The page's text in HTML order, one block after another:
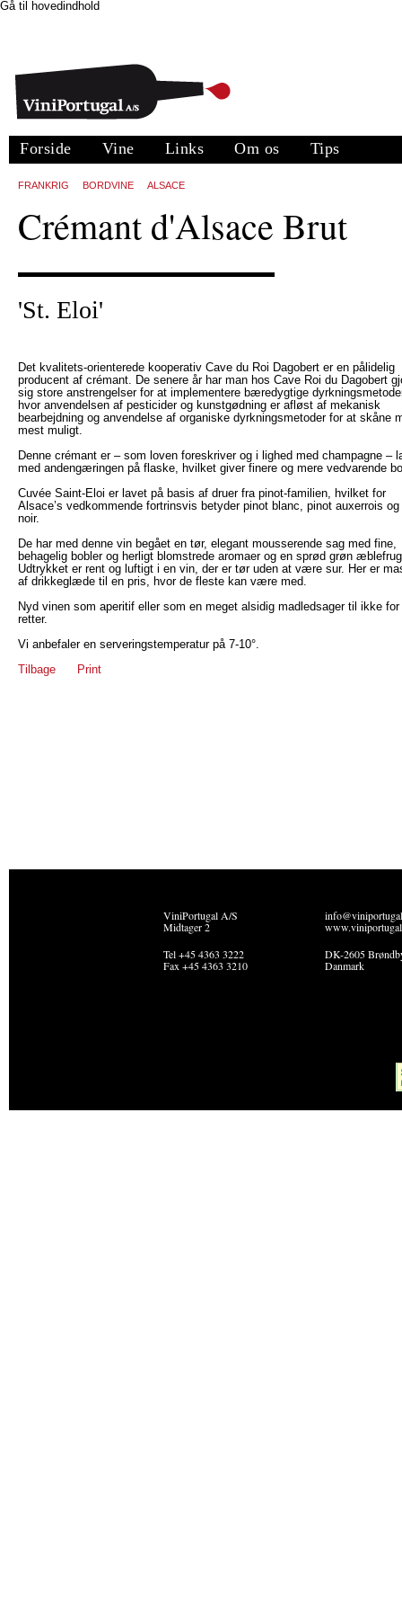
Gå til hovedindhold
Forside Vine Links Om os Tips
FRANKRIG BORDVINE ALSACE
Crémant d'Alsace Brut
'St. Eloi'
Det kvalitets-orienterede kooperativ Cave du Roi Dagobert er en pålidelig
producent af crémant. De senere år har man hos Cave Roi du Dagobert
sig store anstrengelser for at implementere bæredygtige
hvor anvendelsen af pesticider og kunstgødning er afløst af mekanisk
bearbejdning og anvendelse af organiske dyrkningsmetoder for at skåne
mest muligt.
Denne crémant er – som loven foreskriver og i lighed med champagne –
med andengæringen på flaske, hvilket giver finere og mere vedvarende
Cuvée Saint-Eloi er lavet på basis af druer fra pinot-familien, hvilket for
Alsace’s vedkommende fortrinsvis betyder pinot blanc, pinot auxerrois og
noir.
De har med denne vin begået en tør, elegant mousserende sag med fine,
behagelig bobler og herligt blomstrede aromaer og en sprød grøn
Udtrykket er rent og luftigt i en vin, der er tør uden at være sur. Her er
af drikkeglæde til en pris, hvor de fleste kan være med.
Nyd vinen som aperitif eller som en meget alsidig madledsager til ikke for
retter.
Vi anbefaler en serveringstemperatur på 7-10°.
Tilbage
Print
ViniPortugal A/S
Midtager 2
Tel +45 4363 3222
Fax +45 4363 3210
DK-2605
Danmark